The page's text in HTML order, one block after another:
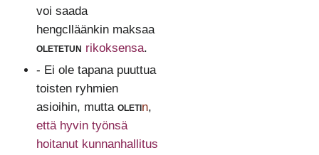
voi saada
hengclläänkin maksaa
oletetun rikoksensa.
- Ei ole tapana puuttua
toisten ryhmien
asioihin, mutta oletin,
että hyvin työnsä
hoitanut kunnanhallitus